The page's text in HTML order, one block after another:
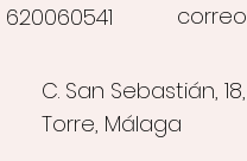
correo
620060541
C. San Sebastián,
Torre, Málaga